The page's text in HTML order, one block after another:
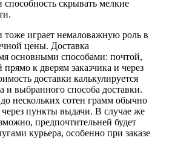
способность скрывать мелкие
тоже играет немаловажную роль в
цены. Доставка
основными способами: почтой,
к дверям заказчика и через
доставки калькулируется
и выбранного способа доставки.
нескольких сотен грамм обычно
через пункты выдачи. В случае же
предпочтительней будет
курьера, особенно при заказе